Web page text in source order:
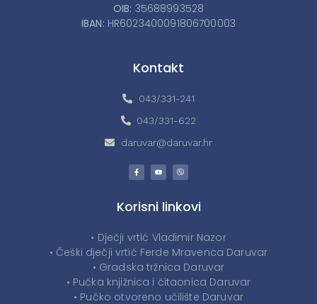
OIB: 35688993528
IBAN: HR6023400091806700003
Kontakt
043/331-241
043/331-622
daruvar@daruvar.hr
Korisni linkovi
• Dječji vrtić Vladimir Nazor
• Češki dječji vrtić Ferde Mravenca Daruvar
• Gradska tržnica Daruvar
• Pučka knjižnica i čitaonica Daruvar
• Pučko otvoreno učilište Daruvar